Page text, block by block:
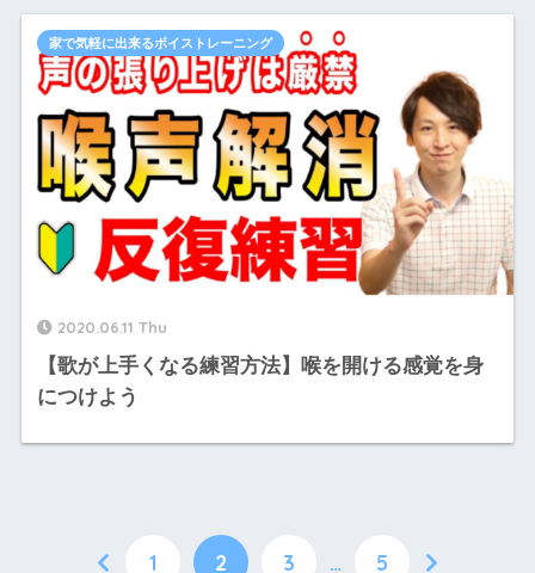
2020.06.11 Thu
【歌が上手くなる練習方法】喉を開ける感覚を身
につけよう
家で気軽に出来るボイストレーニング
1 2 3 … 5